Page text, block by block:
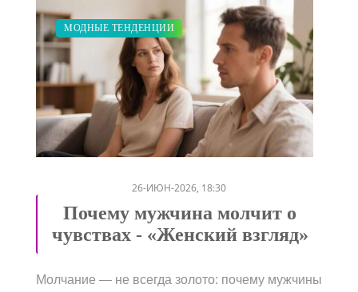
ЗАКУПКИ ПО МОДЕ
/
ПОКАЗЫ
/
СВАДЬБА
/
МОДНЫЕ ТЕНДЕНЦИИ
26-ИЮН-2026, 18:30
Почему мужчина молчит о
чувствах - «Женский взгляд»
Молчание — не всегда золото: почему мужчины